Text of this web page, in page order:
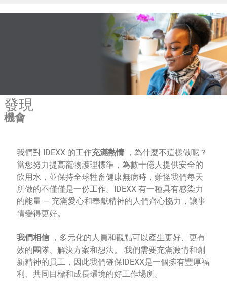
發現
機會
我們對 IDEXX 的工作充滿熱情 ，為什麼不這樣做呢？
當您努力提高寵物護理標準，為數十億人提供安全的
飲用水，並保持全球牲畜健康無病時，難怪我們每天
所做的不僅僅是一份工作。IDEXX 有一種具有感染力
的能量 — 充滿愛心和奉獻精神的人們齊心協力，讓事
情變得更好。
我們相信 ，多元化的人員和觀點可以產生更好、更有
效的團隊、解決方案和想法。
我們需要充滿激情和創
新精神的員工，因此我們確保IDEXX是一個擁有豐厚福
利、共同目標和成長環境的好工作場所。